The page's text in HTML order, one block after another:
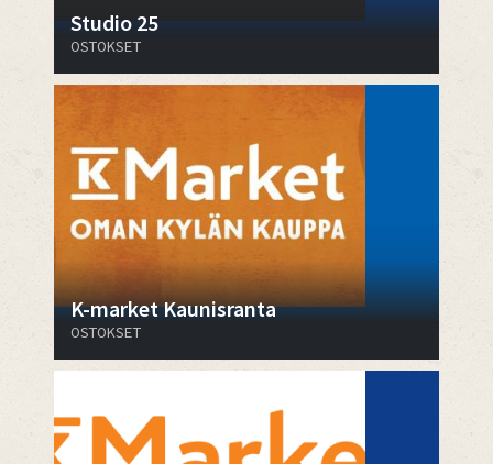
Studio 25
OSTOKSET
K-market Kaunisranta
OSTOKSET